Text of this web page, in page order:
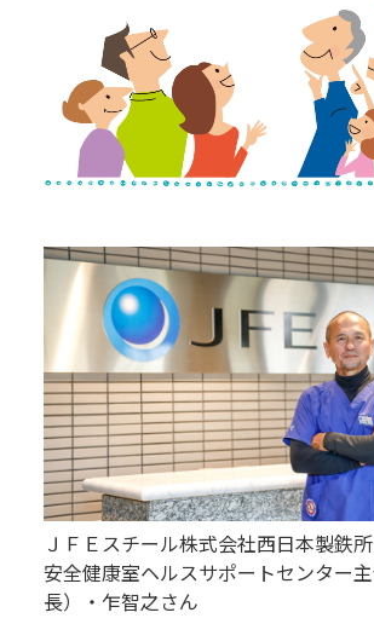
ＪＦＥスチール株式会社西日本製鉄所
安全健康室ヘルスサポートセンター
長）・乍智之さん